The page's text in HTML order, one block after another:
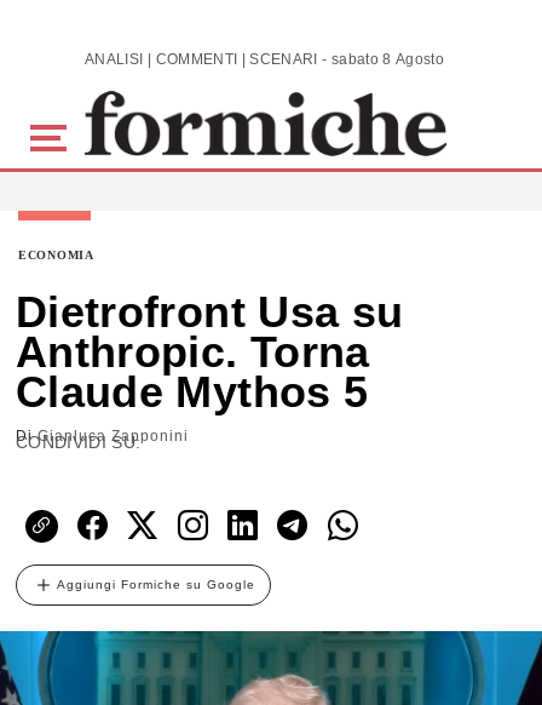
Skip to main content ANALISI | COMMENTI | SCENARI - sabato 8 Agosto 2026
ECONOMIA
Dietrofront Usa su
Anthropic. Torna
Claude Mythos 5
DiGianluca Zapponini
CONDIVIDI SU:
Aggiungi Formiche su Google